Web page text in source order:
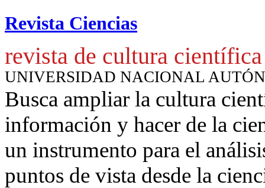
Revista Ciencias
revista de cultura científica
UNIVERSIDAD NACIONAL
Busca ampliar la cultura
información y hacer de la
un instrumento para el
puntos de vista desde la